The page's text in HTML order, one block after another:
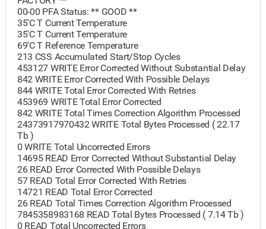
00-00 PFA Status: ** GOOD **
35'C T Current Temperature
35'C T Current Temperature
69'C T Reference Temperature
213 CSS Accumulated Start/Stop Cycles
453127 WRITE Error Corrected Without Substantial Delay
842 WRITE Error Corrected With Possible Delays
844 WRITE Total Error Corrected With Retries
453969 WRITE Total Error Corrected
842 WRITE Total Times Correction Algorithm Processed
24373917970432 WRITE Total Bytes Processed ( 22.17
Tb )
0 WRITE Total Uncorrected Errors
14695 READ Error Corrected Without Substantial Delay
26 READ Error Corrected With Possible Delays
57 READ Total Error Corrected With Retries
14721 READ Total Error Corrected
26 READ Total Times Correction Algorithm Processed
7845358983168 READ Total Bytes Processed ( 7.14 Tb )
0 READ Total Uncorrected Errors